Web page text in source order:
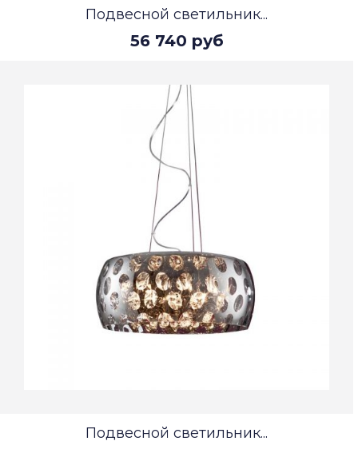
Подвесной светильник...
56 740 руб
Подвесной светильник...